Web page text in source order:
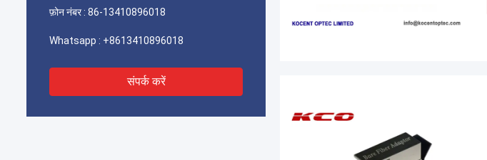
फ़ोन नंबर : 86-13410896018
Whatsapp : +8613410896018
संपर्क करें